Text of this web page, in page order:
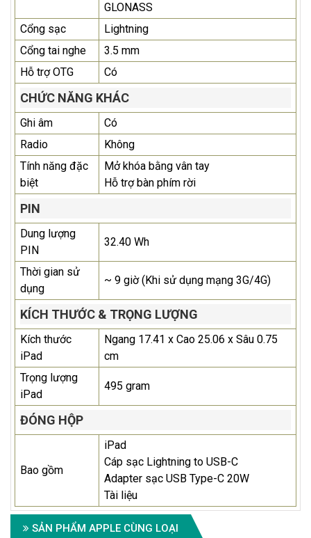
GLONASS
Cổng sạc
Lightning
Cổng tai nghe
3.5 mm
Hỗ trợ OTG
Có
CHỨC NĂNG KHÁC
Ghi âm
Có
Radio
Không
Tính năng đặc
biệt
Mở khóa bằng vân tay
Hỗ trợ bàn phím rời
PIN
Dung lượng
PIN
32.40 Wh
Thời gian sử
dụng
~ 9 giờ (Khi sử dụng mạng 3G/4G)
KÍCH THƯỚC & TRỌNG LƯỢNG
Kích thước
iPad
Ngang 17.41 x Cao 25.06 x Sâu 0.75
cm
Trọng lượng
iPad
495 gram
ĐÓNG HỘP
Bao gồm
iPad
Cáp sạc Lightning to USB-C
Adapter sạc USB Type-C 20W
Tài liệu
SẢN PHẨM APPLE CÙNG LOẠI